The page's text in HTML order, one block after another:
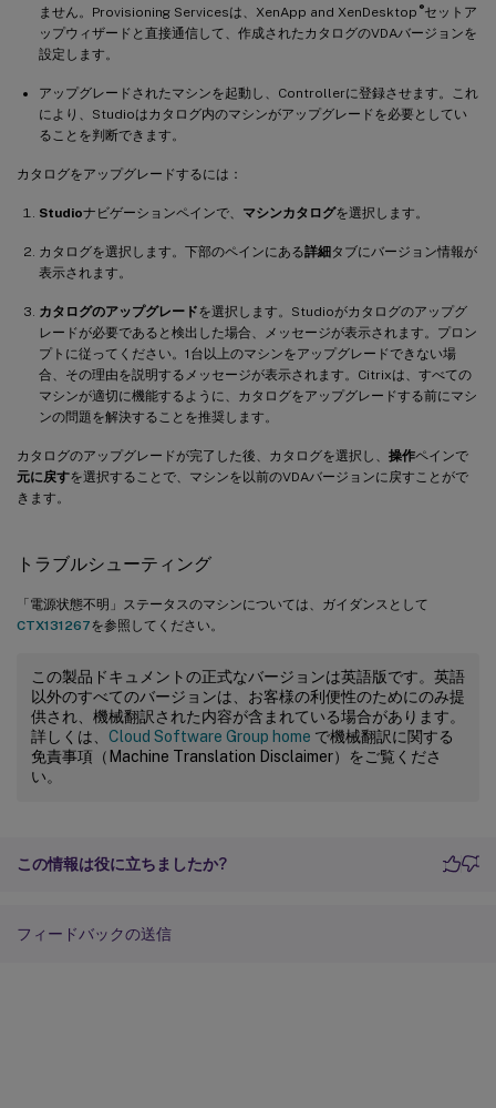
ません。Provisioning Servicesは、XenApp and XenDesktop ®セットア
ップウィザードと直接通信して、作成されたカタログのVDAバージョンを
設定します。
アップグレードされたマシンを起動し、Controllerに登録させます。これ
により、Studioはカタログ内のマシンがアップグレードを必要としてい
ることを判断できます。
カタログをアップグレードするには：
Studioナビゲーションペインで、 マシンカタログを選択します。
カタログを選択します。下部のペインにある詳細タブにバージョン情報が
表示されます。
カタログのアップグレードを選択します。Studioがカタログのアップグ
レードが必要であると検出した場合、メッセージが表示されます。プロン
プトに従ってください。1台以上のマシンをアップグレードできない場
合、その理由を説明するメッセージが表示されます。Citrixは、すべての
マシンが適切に機能するように、カタログをアップグレードする前にマシ
ンの問題を解決することを推奨します。
カタログのアップグレードが完了した後、カタログを選択し、 操作ペインで
元に戻すを選択することで、マシンを以前のVDAバージョンに戻すことがで
きます。
トラブルシューティング
「電源状態不明」ステータスのマシンについては、ガイダンスとして
CTX131267を参照してください。
この製品ドキュメントの正式なバージョンは英語版です。英語
以外のすべてのバージョンは、お客様の利便性のためにのみ提
供され、機械翻訳された内容が含まれている場合があります。
詳しくは、 Cloud Software Group home で機械翻訳に関する
免責事項（Machine Translation Disclaimer）をご覧くださ
い。
この情報は役に立ちましたか?
フィードバックの送信